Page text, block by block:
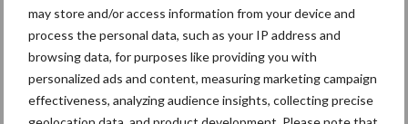
may store and/or access information from your device and
process the personal data, such as your IP address and
browsing data, for purposes like providing you with
personalized ads and content, measuring marketing campaign
effectiveness, analyzing audience insights, collecting precise
Toon meer